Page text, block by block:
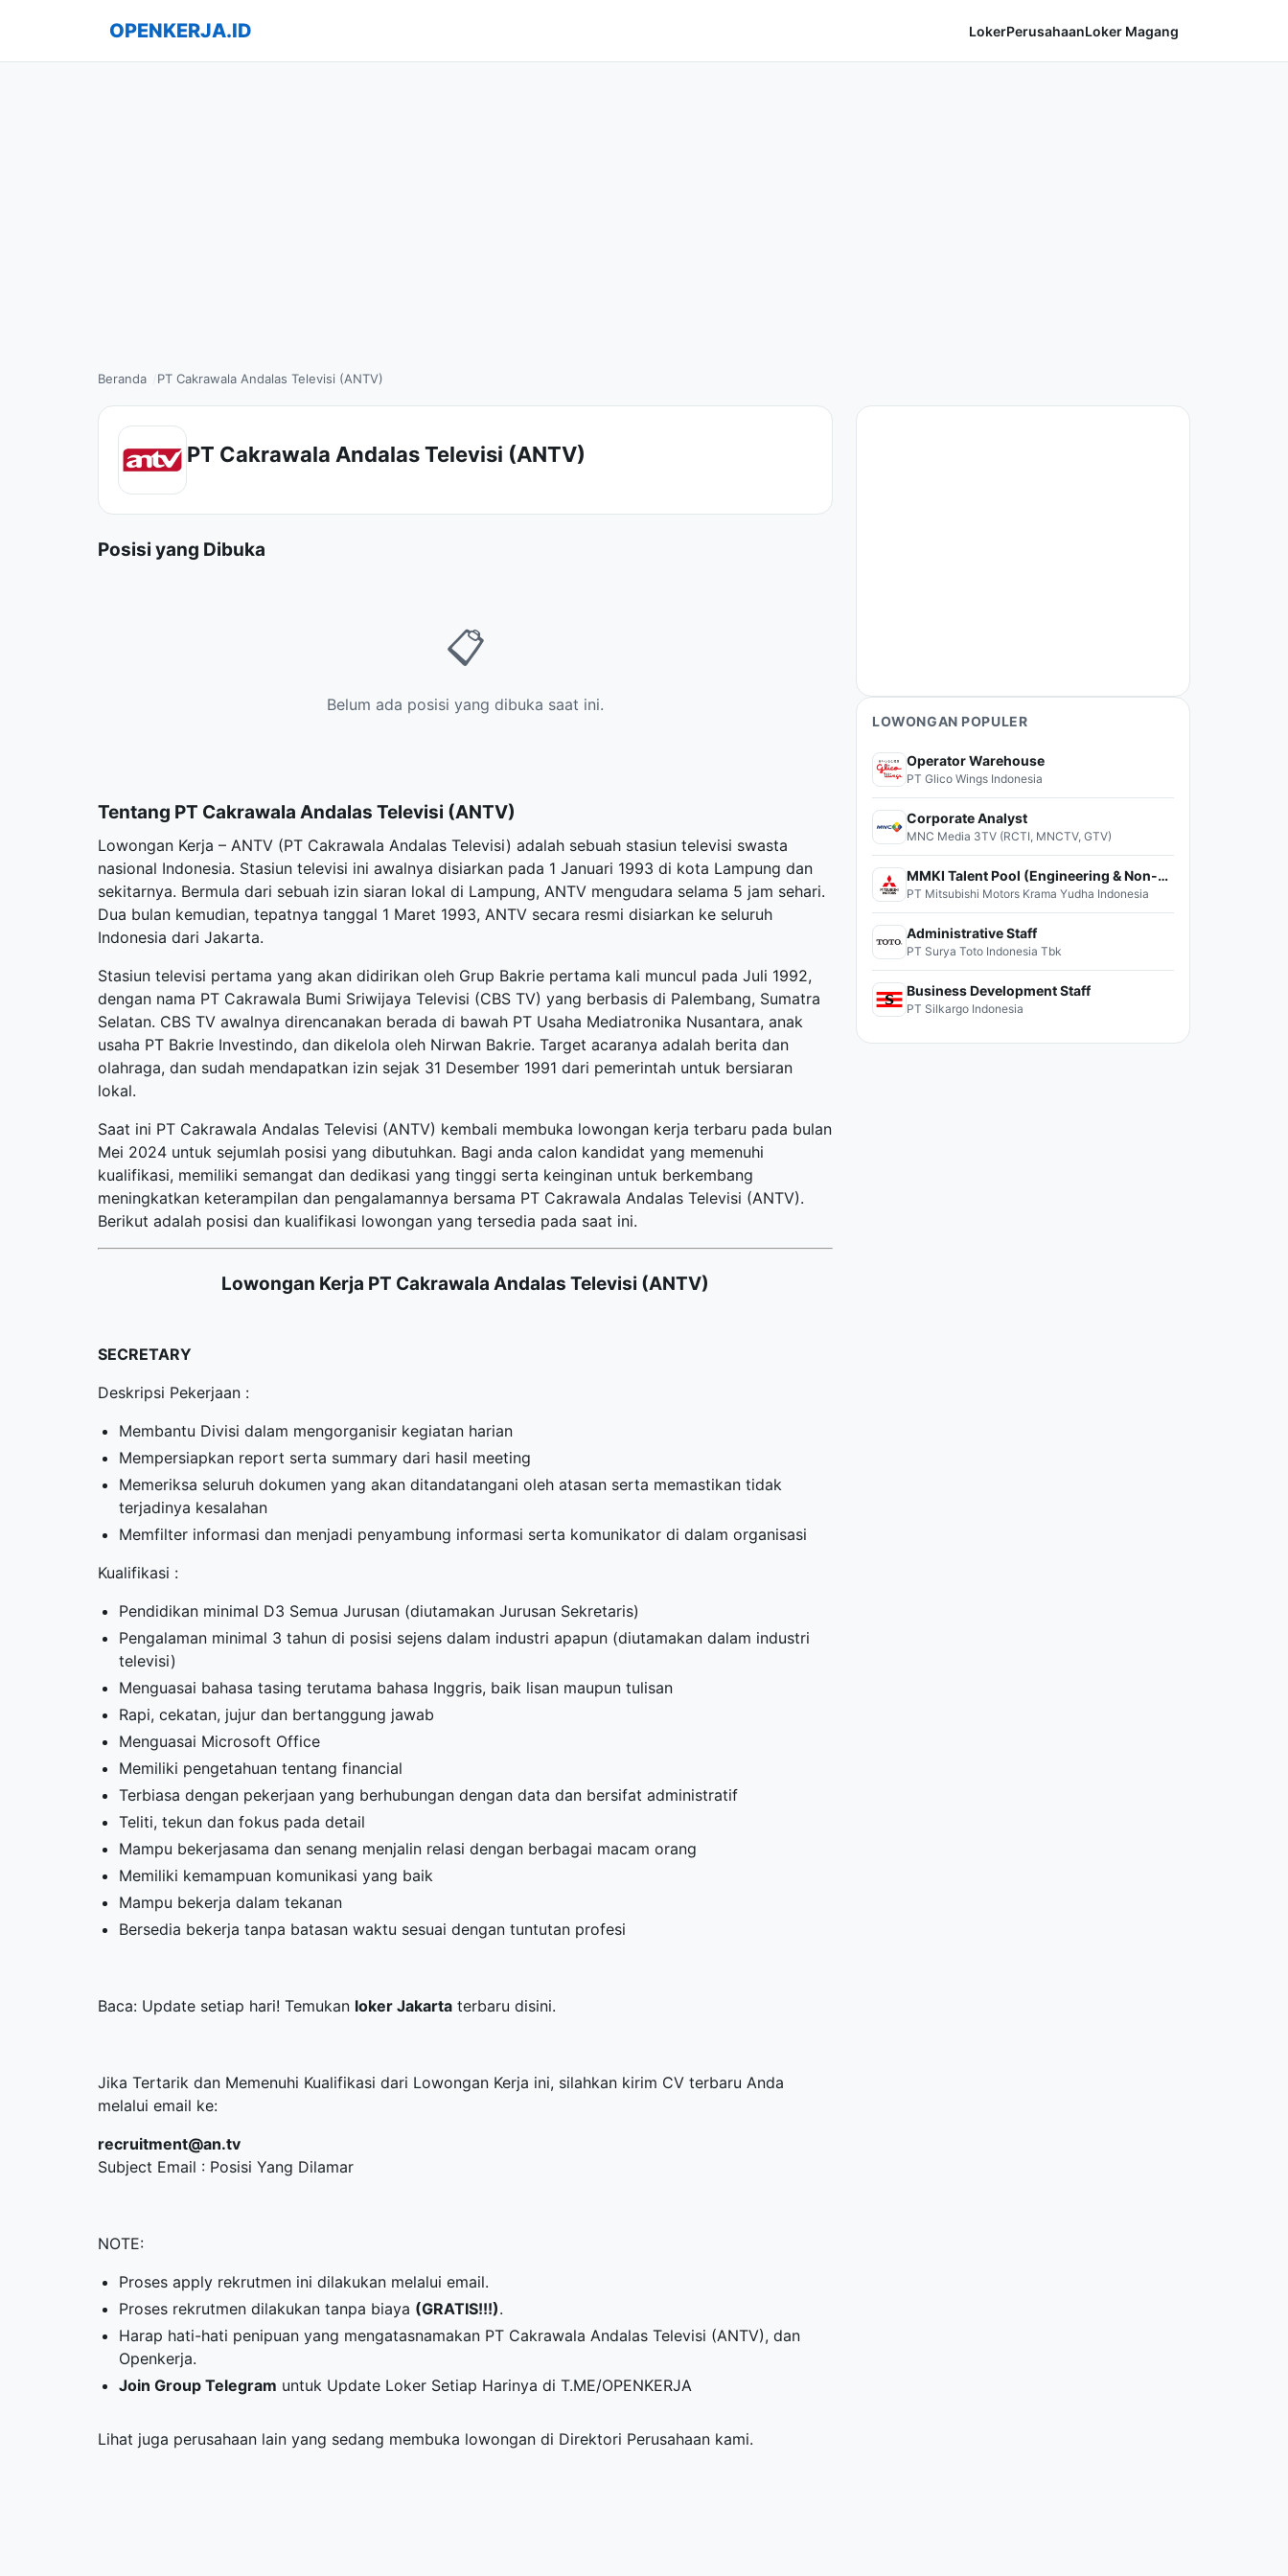
OPENKERJA.ID LokerPerusahaanLoker Magang
Beranda PT Cakrawala Andalas Televisi (ANTV)
PT Cakrawala Andalas Televisi (ANTV)
Posisi yang Dibuka
📋
Belum ada posisi yang dibuka saat ini.
Tentang PT Cakrawala Andalas Televisi (ANTV)
Lowongan Kerja – ANTV (PT Cakrawala Andalas Televisi) adalah sebuah stasiun televisi swasta
nasional Indonesia. Stasiun televisi ini awalnya disiarkan pada 1 Januari 1993 di kota Lampung dan
sekitarnya. Bermula dari sebuah izin siaran lokal di Lampung, ANTV mengudara selama 5 jam sehari.
Dua bulan kemudian, tepatnya tanggal 1 Maret 1993, ANTV secara resmi disiarkan ke seluruh
Indonesia dari Jakarta.
Stasiun televisi pertama yang akan didirikan oleh Grup Bakrie pertama kali muncul pada Juli 1992,
dengan nama PT Cakrawala Bumi Sriwijaya Televisi (CBS TV) yang berbasis di Palembang, Sumatra
Selatan. CBS TV awalnya direncanakan berada di bawah PT Usaha Mediatronika Nusantara, anak
usaha PT Bakrie Investindo, dan dikelola oleh Nirwan Bakrie. Target acaranya adalah berita dan
olahraga, dan sudah mendapatkan izin sejak 31 Desember 1991 dari pemerintah untuk bersiaran
lokal.
Saat ini PT Cakrawala Andalas Televisi (ANTV) kembali membuka lowongan kerja terbaru pada bulan
Mei 2024 untuk sejumlah posisi yang dibutuhkan. Bagi anda calon kandidat yang memenuhi
kualifikasi, memiliki semangat dan dedikasi yang tinggi serta keinginan untuk berkembang
meningkatkan keterampilan dan pengalamannya bersama PT Cakrawala Andalas Televisi (ANTV).
Berikut adalah posisi dan kualifikasi lowongan yang tersedia pada saat ini.
Lowongan Kerja PT Cakrawala Andalas Televisi (ANTV)
SECRETARY
Deskripsi Pekerjaan :
Membantu Divisi dalam mengorganisir kegiatan harian
Mempersiapkan report serta summary dari hasil meeting
Memeriksa seluruh dokumen yang akan ditandatangani oleh atasan serta memastikan tidak
terjadinya kesalahan
Memfilter informasi dan menjadi penyambung informasi serta komunikator di dalam organisasi
Kualifikasi :
Pendidikan minimal D3 Semua Jurusan (diutamakan Jurusan Sekretaris)
Pengalaman minimal 3 tahun di posisi sejens dalam industri apapun (diutamakan dalam industri
televisi)
Menguasai bahasa tasing terutama bahasa Inggris, baik lisan maupun tulisan
Rapi, cekatan, jujur dan bertanggung jawab
Menguasai Microsoft Office
Memiliki pengetahuan tentang financial
Terbiasa dengan pekerjaan yang berhubungan dengan data dan bersifat administratif
Teliti, tekun dan fokus pada detail
Mampu bekerjasama dan senang menjalin relasi dengan berbagai macam orang
Memiliki kemampuan komunikasi yang baik
Mampu bekerja dalam tekanan
Bersedia bekerja tanpa batasan waktu sesuai dengan tuntutan profesi
Baca: Update setiap hari! Temukan loker Jakarta terbaru disini.
Jika Tertarik dan Memenuhi Kualifikasi dari Lowongan Kerja ini, silahkan kirim CV terbaru Anda
melalui email ke:
recruitment@an.tv
Subject Email : Posisi Yang Dilamar
NOTE:
Proses apply rekrutmen ini dilakukan melalui email.
Proses rekrutmen dilakukan tanpa biaya (GRATIS!!!).
Harap hati-hati penipuan yang mengatasnamakan PT Cakrawala Andalas Televisi (ANTV), dan
Openkerja.
Join Group Telegram untuk Update Loker Setiap Harinya diT.ME/OPENKERJA
Lihat juga perusahaan lain yang sedang membuka lowongan di Direktori Perusahaan kami.
LOWONGAN POPULER
Operator Warehouse
PT Glico Wings Indonesia
Corporate Analyst
MNC Media 3TV (RCTI, MNCTV, GTV)
MMKI Talent Pool (Engineering & Non-Engineering)
PT Mitsubishi Motors Krama Yudha Indonesia
Administrative Staff
PT Surya Toto Indonesia Tbk
Business Development Staff
PT Silkargo Indonesia